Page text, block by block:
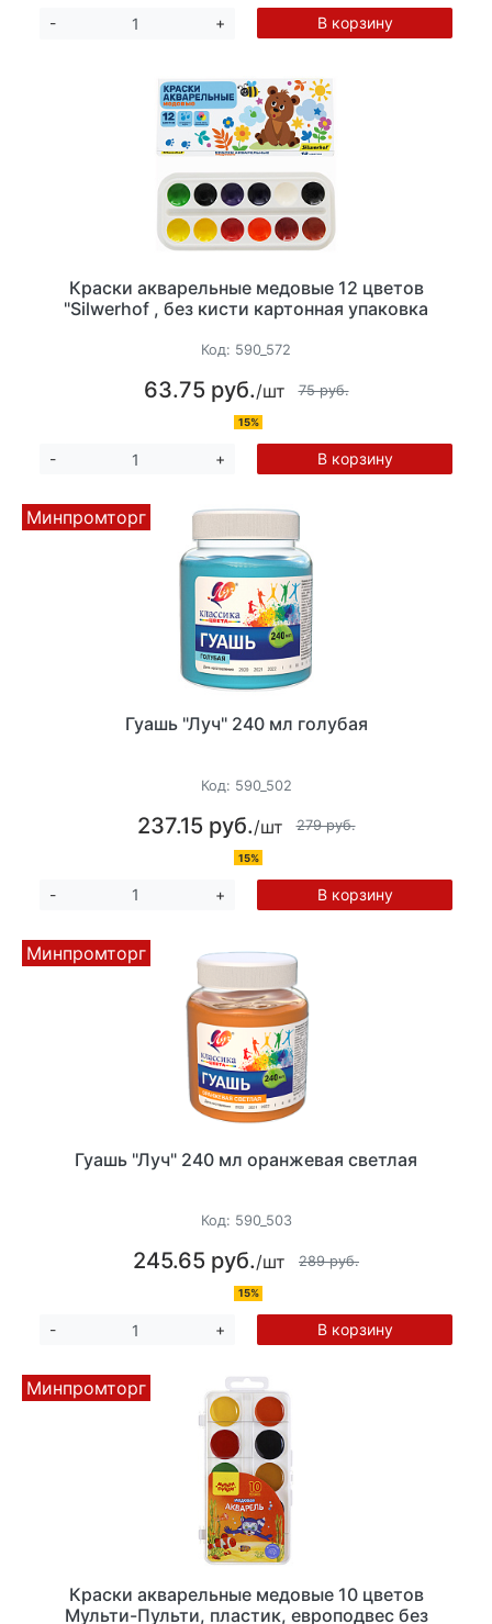
- + В корзину
Краски акварельные медовые 12 цветов
"Silwerhof , без кисти картонная упаковка
Код: 590_572
63.75 руб./шт 75 руб.
15%
- + В корзину
Минпромторг
Гуашь "Луч" 240 мл голубая
Код: 590_502
237.15 руб./шт 279 руб.
15%
- + В корзину
Минпромторг
Гуашь "Луч" 240 мл оранжевая светлая
Код: 590_503
245.65 руб./шт 289 руб.
15%
- + В корзину
Минпромторг
Краски акварельные медовые 10 цветов
Мульти-Пульти, пластик, европодвес без